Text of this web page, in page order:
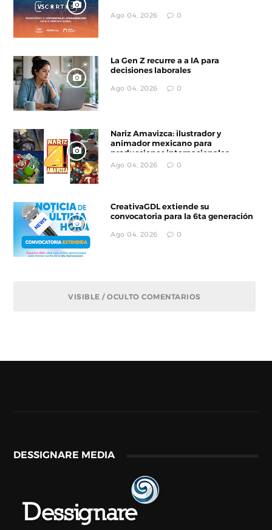
Ago 04, 2026 0
La Gen Z recurre a a IA para
decisiones laborales
Ago 04, 2026 0
Nariz Amavizca: ilustrador y
animador mexicano para
producciones internacionales
Ago 04, 2026 0
CreativaGDL extiende su
convocatoria para la 6ta generación
Ago 04, 2026 0
VISIBLE / OCULTO COMENTARIOS
DESSIGNARE MEDIA